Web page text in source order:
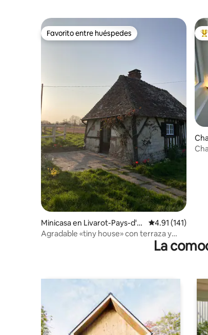
Favorito entre huéspedes
Favorito entre huéspedes
Minicasa en Livarot-Pays-d'A
uge
Calificación
4.91 (141)
Agradable «tiny house» con terraza y
La